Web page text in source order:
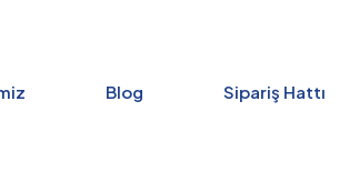
Blog Sipariş Hattı